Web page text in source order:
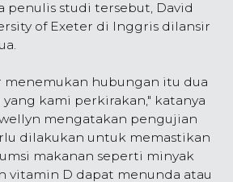
penulis studi tersebut, David
of Exeter di Inggris dilansir
menemukan hubungan itu dua
kami perkirakan," katanya
mengatakan pengujian
dilakukan untuk memastikan
makanan seperti minyak
vitamin D dapat menunda atau